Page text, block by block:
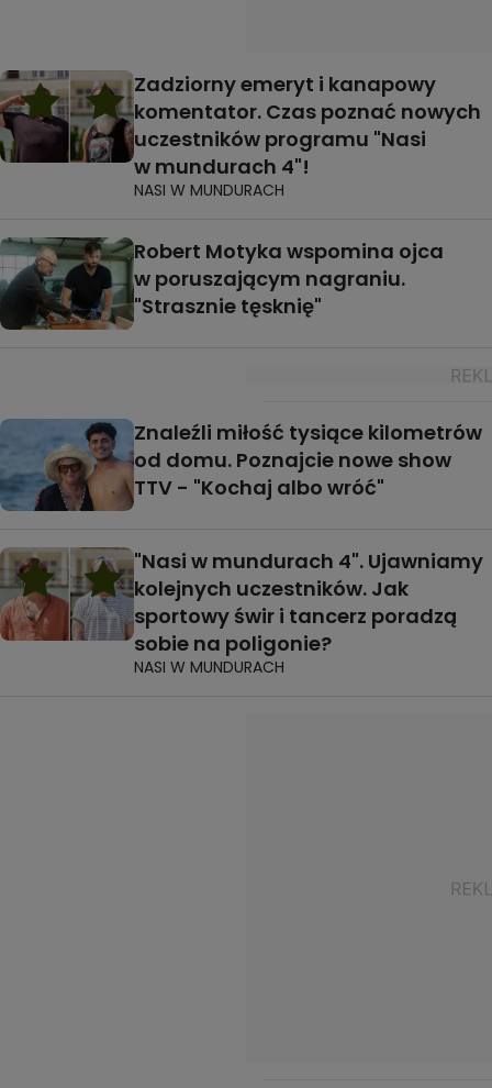
Zadziorny emeryt i kanapowy
komentator. Czas poznać nowych
uczestników programu "Nasi
w mundurach 4"!
NASI W MUNDURACH
Robert Motyka wspomina ojca
w poruszającym nagraniu.
"Strasznie tęsknię"
Znaleźli miłość tysiące kilometrów
od domu. Poznajcie nowe show
TTV - "Kochaj albo wróć"
"Nasi w mundurach 4". Ujawniamy
kolejnych uczestników. Jak
sportowy świr i tancerz poradzą
sobie na poligonie?
NASI W MUNDURACH